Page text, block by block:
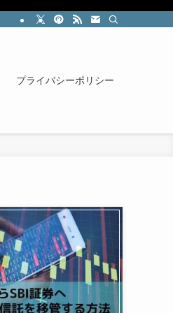
プライバシーポリシー